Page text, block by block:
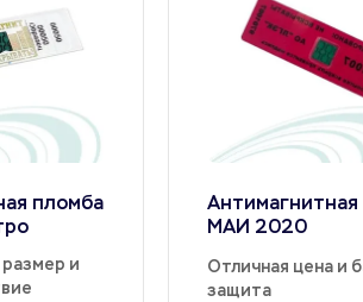
МАИ 2020
пломба
и
Отличная цена и
защита